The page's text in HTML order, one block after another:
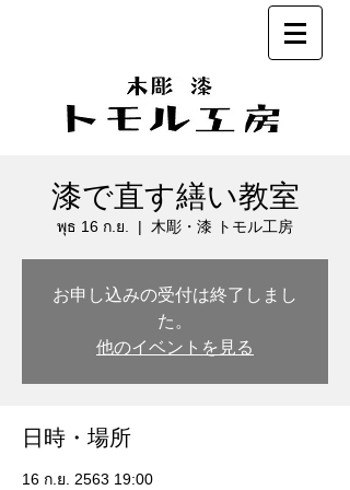
漆で直す繕い教室
พุธ 16 ก.ย.
  |
木彫・漆 トモル工房
お申し込みの受付は終了しまし
た。
他のイベントを見る
日時・場所
16 ก.ย. 2563 19:00